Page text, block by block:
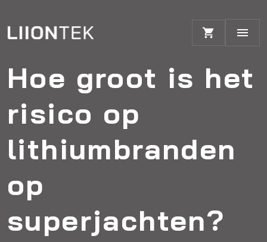
Hoe groot is het
risico op
lithiumbranden
op
superjachten?